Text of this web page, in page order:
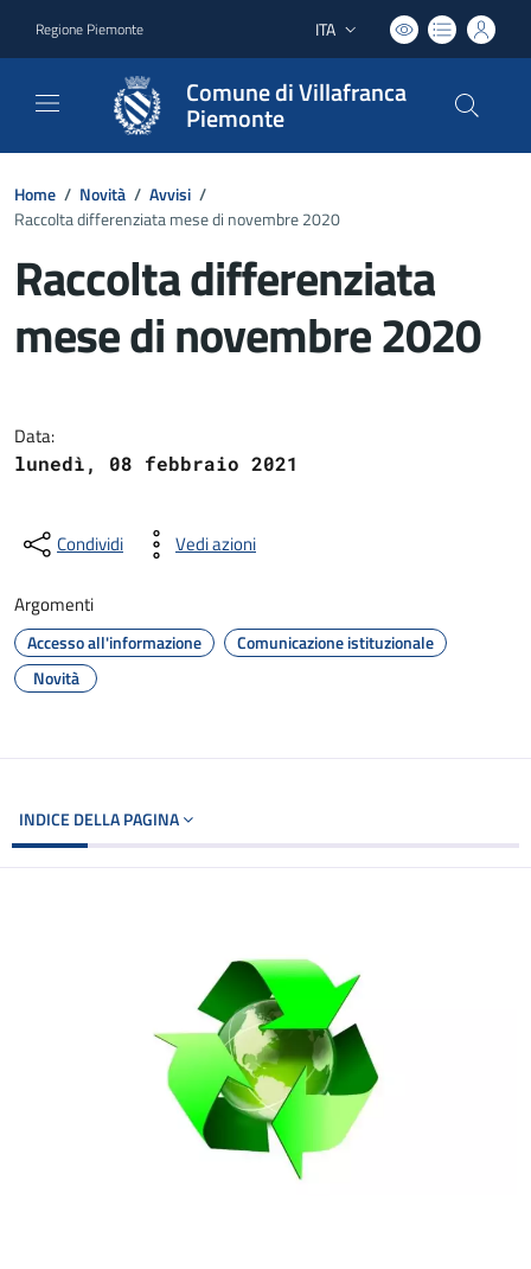
Regione Piemonte Lingua attiva:
ITA
Comune di Villafranca
Piemonte
Home / Novità / Avvisi /
Raccolta differenziata mese di novembre 2020
Raccolta differenziata
mese di novembre 2020
Data:
lunedì, 08 febbraio 2021
Condividi Vedi azioni
Argomenti
Accesso all'informazione
Comunicazione istituzionale
Novità
INDICE DELLA PAGINA